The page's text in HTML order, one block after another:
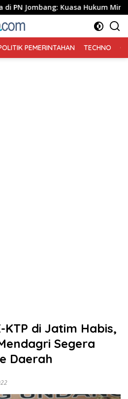
Kuasa Hukum Minta Tiga
PEMERINTAHAN TECHNO
KTP di Jatim Habis,
Segera
Daerah